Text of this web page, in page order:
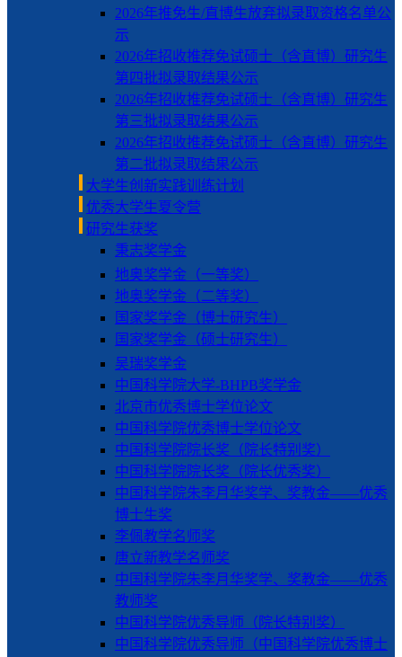
2026年推免生/直博生放弃拟录取资格名单公
示
2026年招收推荐免试硕士（含直博）研究生
第四批拟录取结果公示
2026年招收推荐免试硕士（含直博）研究生
第三批拟录取结果公示
2026年招收推荐免试硕士（含直博）研究生
第二批拟录取结果公示
大学生创新实践训练计划
优秀大学生夏令营
研究生获奖
秉志奖学金
地奥奖学金（一等奖）
地奥奖学金（二等奖）
国家奖学金（博士研究生）
国家奖学金（硕士研究生）
吴瑞奖学金
中国科学院大学-BHPB奖学金
北京市优秀博士学位论文
中国科学院优秀博士学位论文
中国科学院院长奖（院长特别奖）
中国科学院院长奖（院长优秀奖）
中国科学院朱李月华奖学、奖教金——优秀
博士生奖
李佩教学名师奖
唐立新教学名师奖
中国科学院朱李月华奖学、奖教金——优秀
教师奖
中国科学院优秀导师（院长特别奖）
中国科学院优秀导师（中国科学院优秀博士